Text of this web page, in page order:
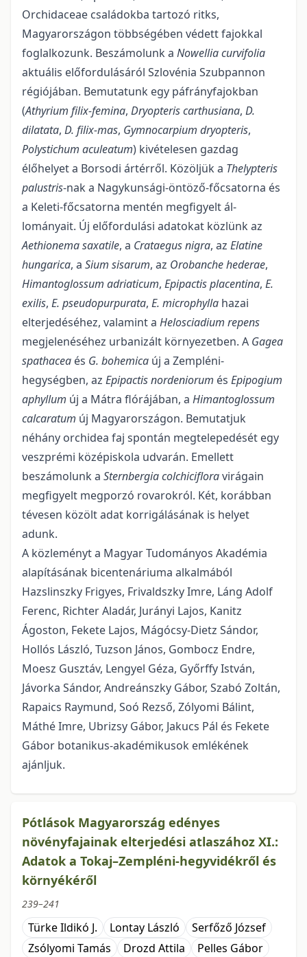
Orchi­daceae családokba tartozó ritks,
Magyarországon többségében védett fajokkal
foglalkozunk. Beszámo­lunk a Nowellia curvifolia
aktuális előfordulásáról Szlovénia Szubpannon
régiójában. Bemutatunk egy páfrányfajokban
(Athyrium filix-femina, Dryopteris carthusiana, D.
dilatata, D. filix-mas, Gymnocarpium dryopteris,
Polystichum aculeatum) kivételesen gazdag
élőhelyet a Borsodi ártérről. Közöljük a Thelypteris
palustris-nak a Nagykunsági-öntöző-főcsatorna és
a Keleti-főcsatorna mentén megfigyelt ál­
lományait. Új előfordulási adatokat közlünk az
Aethionema saxatile, a Crataegus nigra, az Elatine
hunga­rica, a Sium sisarum, az Orobanche hederae,
Himantoglossum adriaticum, Epipactis placentina, E.
exilis, E. pseudopurpurata, E. microphylla hazai
elterjedéséhez, valamint a Helosciadium repens
megjelenéséhez urbanizált környezetben. A Gagea
spathacea és G. bohemica új a Zempléni-
hegységben, az Epipactis nor­deniorum és Epipogium
aphyllum új a Mátra flórájában, a Himantoglossum
calcaratum új Magyarorszá­gon. Bemutatjuk
néhány orchidea faj spontán megtelepedését egy
veszprémi középiskola udvarán. Emel­lett
beszámolunk a Sternbergia colchicifloravirágain
megfigyelt megporzó rovarokról. Két, koráb­ban
té­vesen közölt adat korrigálásának is helyet
adunk.
A közleményt a Magyar Tudományos Akadémia
alapításának bicentenáriuma alkalmából
Hazslinszky Frigyes, Frivaldszky Imre, Láng Adolf
Ferenc, Richter Aladár, Jurányi Lajos, Kanitz
Ágoston, Fekete Lajos, Mágócsy-Dietz Sándor,
Hollós László, Tuzson János, Gombocz Endre,
Moesz Gusztáv, Lengyel Géza, Győrffy István,
Jávorka Sándor, Andreánszky Gábor, Szabó Zoltán,
Rapaics Raymund, Soó Rezső, Zólyomi Bálint,
Máthé Imre, Ubrizsy Gábor, Jakucs Pál és Fekete
Gábor botanikus-akadémikusok emlékének
ajánljuk.
Pótlások Magyarország edényes
növényfajainak elterjedési atlaszához XI.:
Adatok a Tokaj–Zempléni-hegyvidékről és
környékéről
239–241
Türke Ildikó J. Lontay László
Serfőző József
Zsólyomi Tamás
Drozd Attila Pelles Gábor